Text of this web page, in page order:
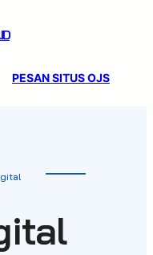
PESAN SITUS OJS